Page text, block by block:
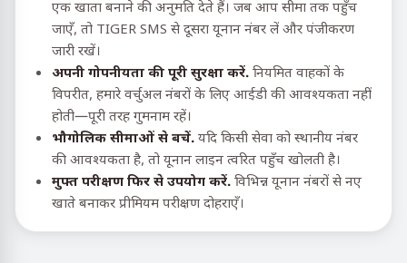
एक खाता बनाने की अनुमति देते हैं। जब आप सीमा तक पहुँच
जाएँ, तो TIGER SMS से दूसरा यूनान नंबर लें और पंजीकरण
जारी रखें।
अपनी गोपनीयता की पूरी सुरक्षा करें. नियमित वाहकों के
विपरीत, हमारे वर्चुअल नंबरों के लिए आईडी की आवश्यकता नहीं
होती—पूरी तरह गुमनाम रहें।
भौगोलिक सीमाओं से बचें. यदि किसी सेवा को स्थानीय नंबर
की आवश्यकता है, तो यूनान लाइन त्वरित पहुँच खोलती है।
मुफ्त परीक्षण फिर से उपयोग करें. विभिन्न यूनान नंबरों से नए
खाते बनाकर प्रीमियम परीक्षण दोहराएँ।